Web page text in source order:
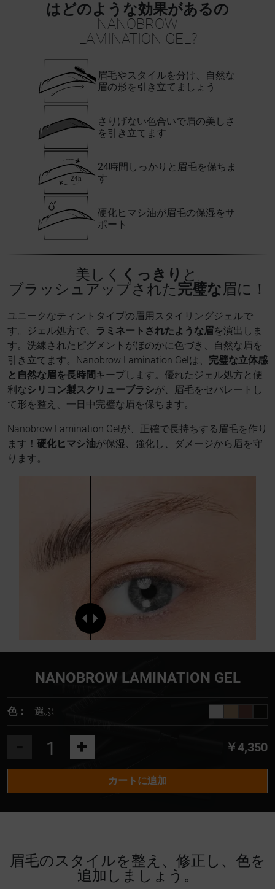
はどのような効果があるの
NANOBROW
LAMINATION GEL?
眉毛やスタイルを分け、自然な
眉の形を引き立てましょう
さりげない色合いで眉の美しさ
を引き立てます
24時間しっかりと眉毛を保ちま
す
硬化ヒマシ油が眉毛の保湿をサ
ポート
美しく くっきり と,
ブラッシュアップされた 完璧な眉に！
ユニークなティントタイプの眉用スタイリングジェルで
す。ジェル処方で、
ラミネートされたような眉を演出しま
す。洗練されたピグメントがほのかに色づき、自然な眉を
引き立てます。Nanobrow Lamination Gelは、 完璧な立体感
と自然な眉を長時間 キープします。優れたジェル処方と便
利なシリコン製スクリューブラシが、眉毛をセパレートし
て形を整え、一日中完璧な眉を保ちます。
Nanobrow Lamination Gelが、正確で長持ちする眉毛を作り
ます！ 硬化ヒマシ油が保湿、強化し、ダメージから眉を守
ります。
NANOBROW LAMINATION GEL
色： 選ぶ
+ ￥4,350
カートに追加
眉毛のスタイルを整え、修正し、色を
追加しましょう。